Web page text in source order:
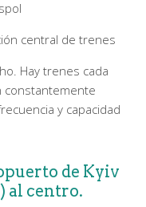
central de trenes
Hay trenes cada
constantemente
y capacidad
de Kyiv
al centro.